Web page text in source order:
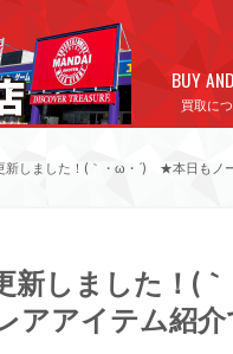
買取に
BUY
新しました！(｀・ω・´)ゞ★本日もノ
新しました！(
アアイテム紹介